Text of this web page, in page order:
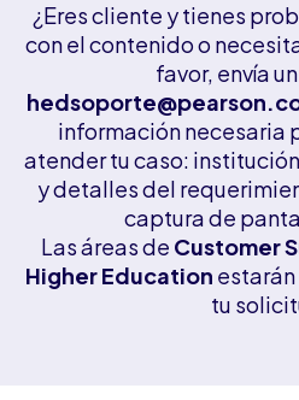
¿Eres cliente y tienes
con el contenido o
favor, envía
información necesaria
atender tu caso:
y detalles del
captura de
Las áreas de Customer
Higher Education
tu